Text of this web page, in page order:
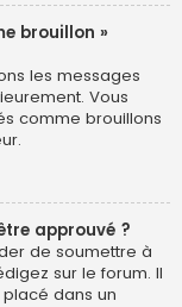
brouillon »
les messages
Vous
comme brouillons
approuvé ?
de soumettre à
sur le forum. Il
dans un